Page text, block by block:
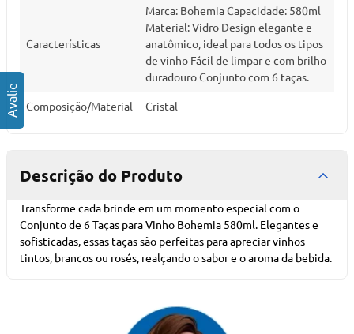
Características
Marca: Bohemia Capacidade: 580ml
Material: Vidro Design elegante e
anatômico, ideal para todos os tipos
de vinho Fácil de limpar e com brilho
duradouro Conjunto com 6 taças.
Composição/Material Cristal
Descrição do Produto
Transforme cada brinde em um momento especial com o
Conjunto de 6 Taças para Vinho Bohemia 580ml. Elegantes e
sofisticadas, essas taças são perfeitas para apreciar vinhos
tintos, brancos ou rosés, realçando o sabor e o aroma da bebida.